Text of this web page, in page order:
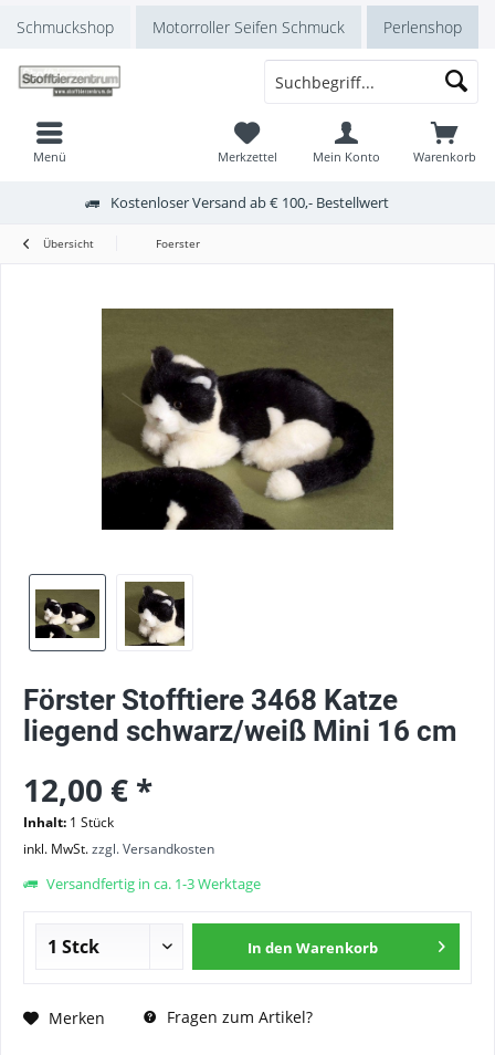
Schmuckshop Motorroller Seifen Schmuck Perlenshop
Kostenloser Versand ab € 100,- Bestellwert
Warenkorb
Merkzettel Mein Konto
Menü
Übersicht Foerster
Förster Stofftiere 3468 Katze
liegend schwarz/weiß Mini 16 cm
12,00 € *
Inhalt: 1 Stück
inkl. MwSt.zzgl. Versandkosten
Versandfertig in ca. 1-3 Werktage
In den Warenkorb
Merken Fragen zum Artikel?